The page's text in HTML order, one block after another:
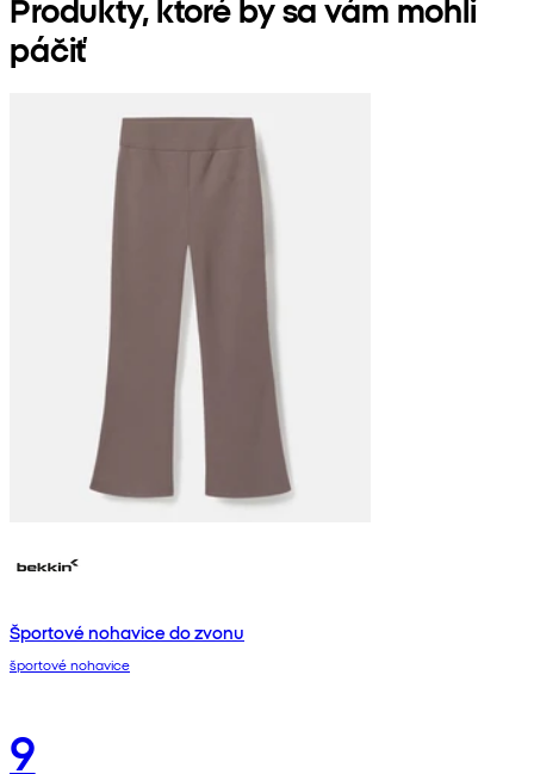
páčiť
Športové nohavice do zvonu
športové nohavice
9